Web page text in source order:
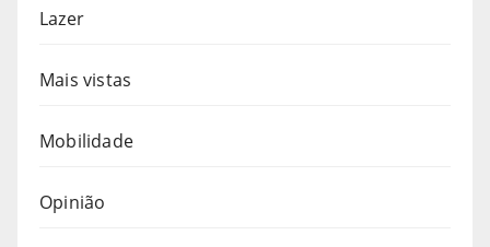
Lazer
Mais vistas
Mobilidade
Opinião